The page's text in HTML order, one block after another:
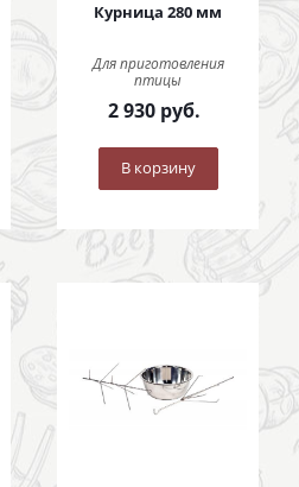
Курница 280 мм
Для приготовления
птицы
2 930руб.
В корзину